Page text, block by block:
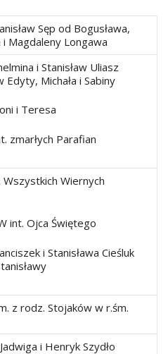
Sęp od Bogusława,
i Magdaleny Longawa
i Stanisław Uliasz
Edyty, Michała i Sabiny
i Teresa
zmarłych Parafian
Wszystkich Wiernych
int. Ojca Świętego
i Stanisława Cieśluk
z rodz. Stojaków w r.śm.
i Henryk Szydło